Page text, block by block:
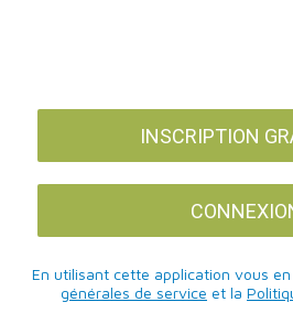
INSCRIPTION
En utilisant cette application vous
générales de service et la